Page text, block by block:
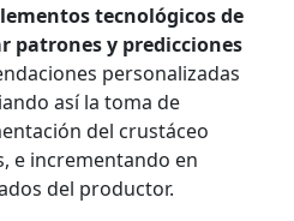
tecnológicos de
patrones y predicciones
personalizadas
así la toma de
del crustáceo
e incrementando en
del productor.